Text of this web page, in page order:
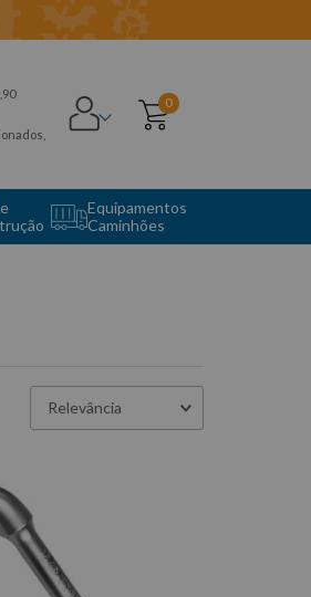
0
Equipamentos
Caminhões
Relevância